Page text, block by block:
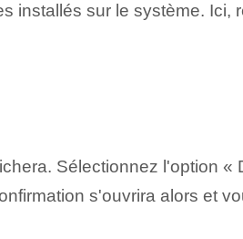
installés sur le système. Ici,
Sélectionnez l'option «
s'ouvrira alors et